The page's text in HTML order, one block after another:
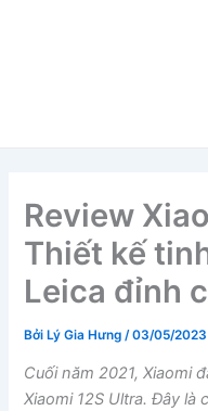
Review
Thiết kế
Leica đỉnh
Bởi Lý Gia Hưng/03/05/2023
Cuối năm 2021, Xiaomi
Xiaomi 12S Ultra. Đây là